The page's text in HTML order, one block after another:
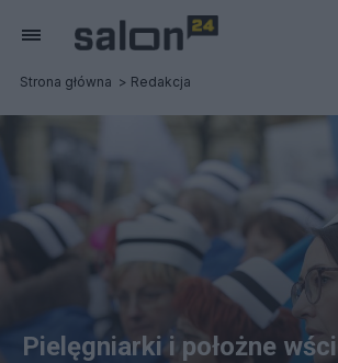
Strona główna Redakcja
Pielęgniarki i położne